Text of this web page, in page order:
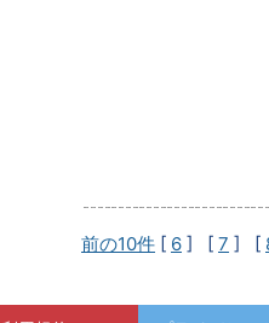
前の10件 [ 6 ] [ 7 ] [